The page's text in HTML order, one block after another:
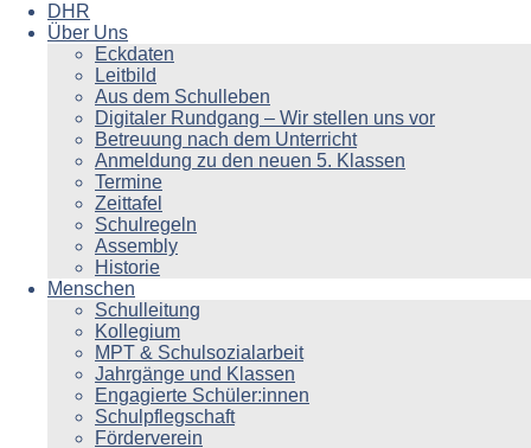
DHR
Über Uns
Eckdaten
Leitbild
Aus dem Schulleben
Digitaler Rundgang – Wir stellen uns vor
Betreuung nach dem Unterricht
Anmeldung zu den neuen 5. Klassen
Termine
Zeittafel
Schulregeln
Assembly
Historie
Menschen
Schulleitung
Kollegium
MPT & Schulsozialarbeit
Jahrgänge und Klassen
Engagierte Schüler:innen
Schulpflegschaft
Förderverein